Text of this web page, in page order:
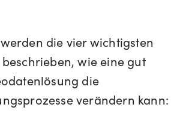
die vier wichtigsten
wie eine gut
die
verändern kann: